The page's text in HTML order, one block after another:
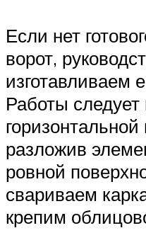
Если нет
ворот,
изготавливаем
Работы
горизонтальной
разложив
ровной
свариваем
крепим